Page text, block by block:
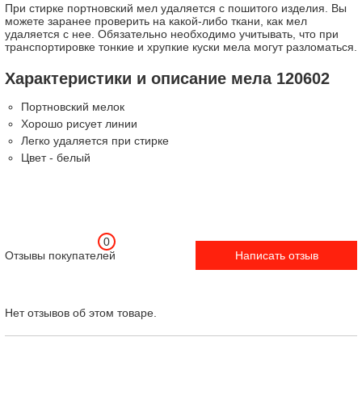
При стирке портновский мел удаляется с пошитого изделия. Вы
можете заранее проверить на какой-либо ткани, как мел
удаляется с нее. Обязательно необходимо учитывать, что при
транспортировке тонкие и хрупкие куски мела могут разломаться.
Характеристики и описание мела 120602
Портновский мелок
Хорошо рисует линии
Легко удаляется при стирке
Цвет - белый
Отзывы покупателей
0
Написать отзыв
Нет отзывов об этом товаре.